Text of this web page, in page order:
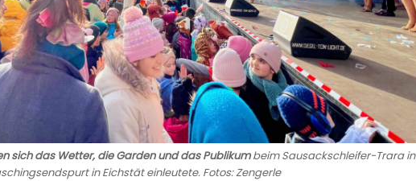
sich das Wetter, die Garden und das Publikumbeim Sausackschleifer-Trara in
in Eichstät einleutete. Fotos: Zengerle